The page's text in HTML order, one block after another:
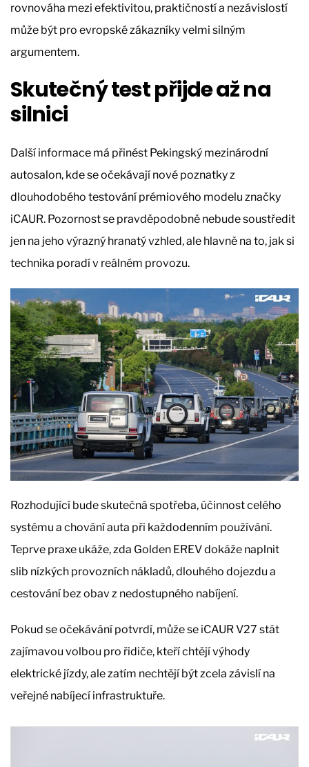
rovnováha mezi efektivitou, praktičností a nezávislostí
může být pro evropské zákazníky velmi silným
argumentem.
Skutečný test přijde až na
silnici
Další informace má přinést Pekingský mezinárodní
autosalon, kde se očekávají nové poznatky z
dlouhodobého testování prémiového modelu značky
iCAUR. Pozornost se pravděpodobně nebude soustředit
jen na jeho výrazný hranatý vzhled, ale hlavně na to, jak si
technika poradí v reálném provozu.
Rozhodující bude skutečná spotřeba, účinnost celého
systému a chování auta při každodenním používání.
Teprve praxe ukáže, zda Golden EREV dokáže naplnit
slib nízkých provozních nákladů, dlouhého dojezdu a
cestování bez obav z nedostupného nabíjení.
Pokud se očekávání potvrdí, může se iCAUR V27 stát
zajímavou volbou pro řidiče, kteří chtějí výhody
elektrické jízdy, ale zatím nechtějí být zcela závislí na
veřejné nabíjecí infrastruktuře.